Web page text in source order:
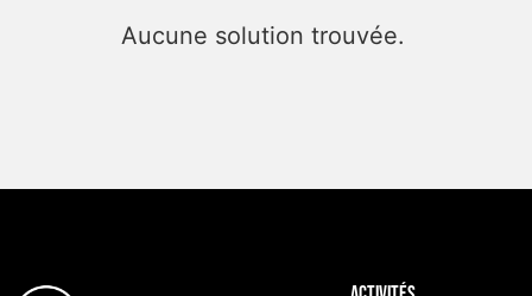
Aucune solution trouvée.